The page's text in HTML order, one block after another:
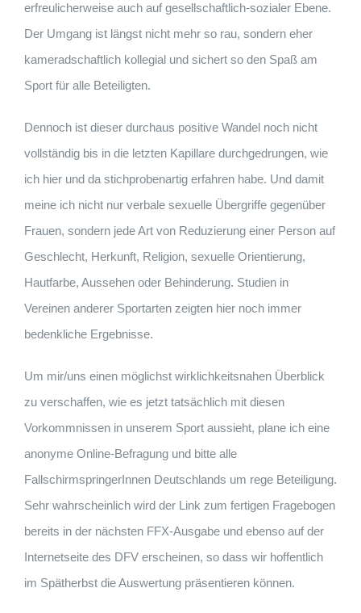
erfreulicherweise auch auf gesellschaftlich-sozialer Ebene.
Der Umgang ist längst nicht mehr so rau, sondern eher
kameradschaftlich kollegial und sichert so den Spaß am
Sport für alle Beteiligten.
Dennoch ist dieser durchaus positive Wandel noch nicht
vollständig bis in die letzten Kapillare durchgedrungen, wie
ich hier und da stichprobenartig erfahren habe. Und damit
meine ich nicht nur verbale sexuelle Übergriffe gegenüber
Frauen, sondern jede Art von Reduzierung einer Person auf
Geschlecht, Herkunft, Religion, sexuelle Orientierung,
Hautfarbe, Aussehen oder Behinderung. Studien in
Vereinen anderer Sportarten zeigten hier noch immer
bedenkliche Ergebnisse.
Um mir/uns einen möglichst wirklichkeitsnahen Überblick
zu verschaffen, wie es jetzt tatsächlich mit diesen
Vorkommnissen in unserem Sport aussieht, plane ich eine
anonyme Online-Befragung und bitte alle
FallschirmspringerInnen Deutschlands um rege Beteiligung.
Sehr wahrscheinlich wird der Link zum fertigen Fragebogen
bereits in der nächsten FFX-Ausgabe und ebenso auf der
Internetseite des DFV erscheinen, so dass wir hoffentlich
im Spätherbst die Auswertung präsentieren können.